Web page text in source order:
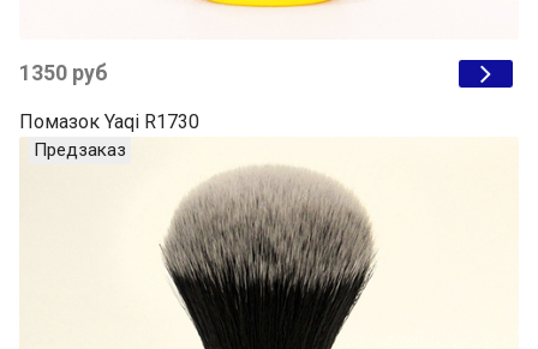
1350 руб
Помазок Yaqi R1730
Предзаказ